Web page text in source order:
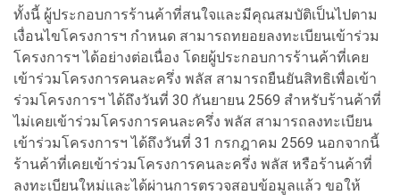
ทั้งนี้ ผู้ประกอบการร้านค้าที่สนใจและมีคุณสมบัติเป็นไปตาม
เงื่อนไขโครงการฯ กำหนด สามารถทยอยลงทะเบียนเข้าร่วม
โครงการฯ ได้อย่างต่อเนื่อง โดยผู้ประกอบการร้านค้าที่เคย
เข้าร่วมโครงการคนละครึ่ง พลัส สามารถยืนยันสิทธิเพื่อเข้า
ร่วมโครงการฯ ได้ถึงวันที่ 30 กันยายน 2569 สำหรับร้านค้าที่
ไม่เคยเข้าร่วมโครงการคนละครึ่ง พลัส สามารถลงทะเบียน
เข้าร่วมโครงการฯ ได้ถึงวันที่ 31 กรกฎาคม 2569 นอกจากนี้
ร้านค้าที่เคยเข้าร่วมโครงการคนละครึ่ง พลัส หรือร้านค้าที่
ลงทะเบียนใหม่และได้ผ่านการตรวจสอบข้อมูลแล้ว ขอให้